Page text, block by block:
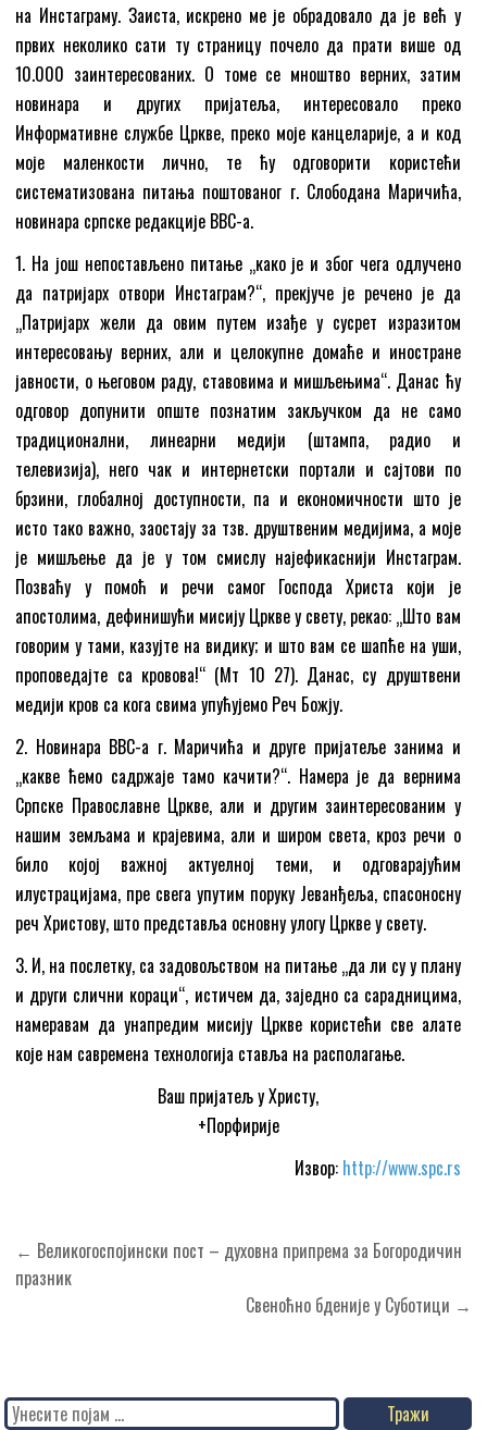
на Инстаграму. Заиста, искрено ме је обрадовало да је већ у
првих неколико сати ту страницу почело да прати више од
10.000 заинтересованих. О томе се мноштво верних, затим
новинара и других пријатеља, интересовало преко
Информативне службе Цркве, преко моје канцеларије, а и код
моје маленкости лично, те ћу одговорити користећи
систематизована питања поштованог г. Слободана Маричића,
новинара српске редакције BBC-a.
1. На још непостављено питање „како је и због чега одлучено
да патријарх отвори Инстаграм?“, прекјуче је речено је да
„Патријарх жели да овим путем изађе у сусрет изразитом
интересовању верних, али и целокупне домаће и иностране
јавности, о његовом раду, ставовима и мишљењима“. Данас ћу
одговор допунити опште познатим закључком да не само
традиционални, линеарни медији (штампа, радио и
телевизија), него чак и интернетски портали и сајтови по
брзини, глобалној доступности, па и економичности што је
исто тако важно, заостају за тзв. друштвеним медијима, а моје
је мишљење да је у том смислу најефикаснији Инстаграм.
Позваћу у помоћ и речи самог Господа Христа који је
апостолима, дефинишући мисију Цркве у свету, рекао: „Што вам
говорим у тами, казујте на видику; и што вам се шапће на уши,
проповедајте са кровова!“ (Мт 10 27). Данас, су друштвени
медији кров са кога свима упућујемо Реч Божју.
2. Новинара BBC-a г. Маричића и друге пријатеље занима и
„какве ћемо садржаје тамо качити?“. Намера је да вернима
Српске Православне Цркве, али и другим заинтересованим у
нашим земљама и крајевима, али и широм света, кроз речи о
било којој важној актуелној теми, и одговарајућим
илустрацијама, пре свега упутим поруку Јеванђеља, спасоносну
реч Христову, што представља основну улогу Цркве у свету.
3. И, на послетку, са задовољством на питање „да ли су у плану
и други слични кораци“, истичем да, заједно са сарадницима,
намеравам да унапредим мисију Цркве користећи све алате
које нам савремена технологија ставља на располагање.
Ваш пријатељ у Христу,
+Порфирије
Извор: http://www.spc.rs
Кретање
чланка
← Великогоспојински пост – духовна припрема за Богородичин
празник
Свеноћно бденије у Суботици →
Search